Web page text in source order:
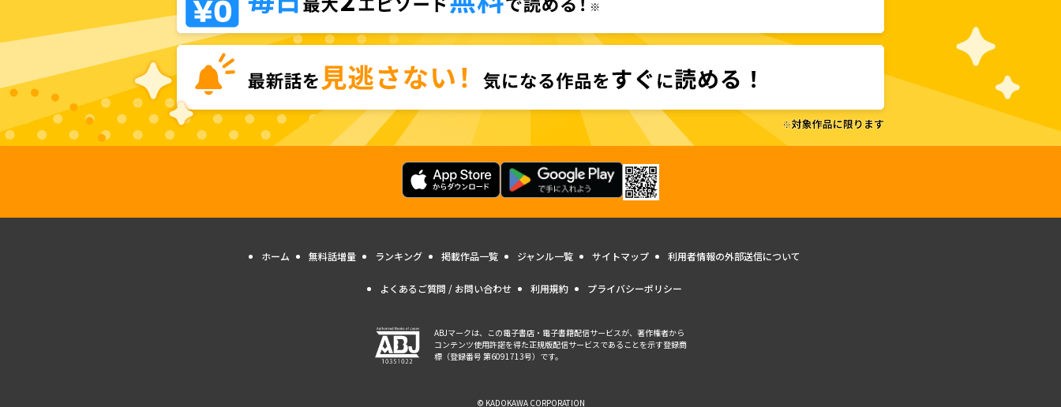
ホーム 無料話増量 ランキング 掲載作品一覧 ジャンル一覧 サイトマップ 利用者情報の外部送信について
よくあるご質問 / お問い合わせ 利用規約 プライバシーポリシー
ABJマークは、この電子書店・電子書籍配信サービスが、著作権者から
コンテンツ使用許諾を得た正規版配信サービスであることを示す登録商
標（登録番号 第6091713号）です。
© KADOKAWA CORPORATION